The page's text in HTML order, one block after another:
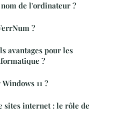
de l'ordinateur ?
?
avantages pour les
?
11 ?
sites internet : le rôle de